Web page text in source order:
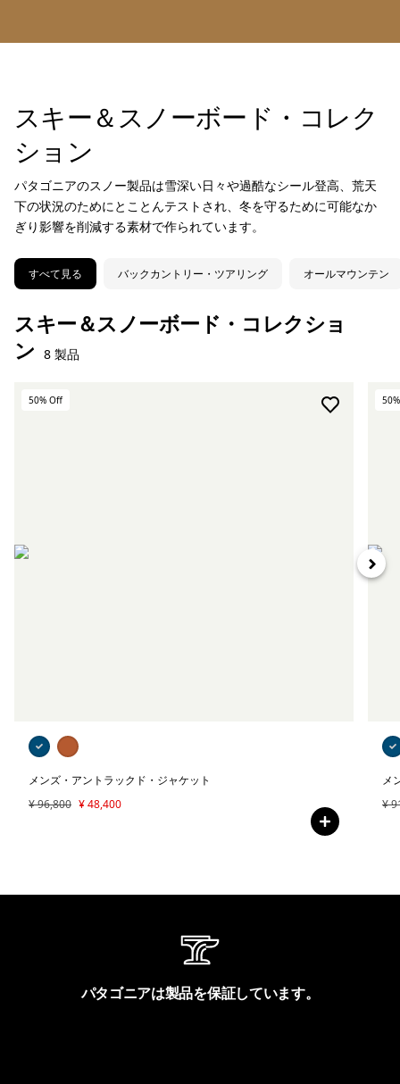
スキー＆スノーボード・コレク
ション
パタゴニアのスノー製品は雪深い日々や過酷なシール登高、荒天
下の状況のためにとことんテストされ、冬を守るために可能なか
ぎり影響を削減する素材で作られています。
すべて見る バックカントリー・ツアリング オールマウンテン
スキー＆スノーボード・コレクショ
ン 8 製品
50% Off
メンズ・アントラックド・ジャケット
¥ 96,800 ¥ 48,400
50
メ
¥
パタゴニアは製品を保証しています。